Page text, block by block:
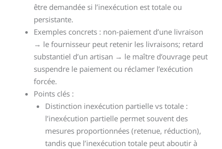
être demandée si l’inexécution est totale ou
persistante.
Exemples concrets : non-paiement d’une livraison
→ le fournisseur peut retenir les livraisons; retard
substantiel d’un artisan → le maître d’ouvrage peut
suspendre le paiement ou réclamer l’exécution
forcée.
Points clés :
Distinction inexécution partielle vs totale :
l’inexécution partielle permet souvent des
mesures proportionnées (retenue, réduction),
tandis que l’inexécution totale peut aboutir à